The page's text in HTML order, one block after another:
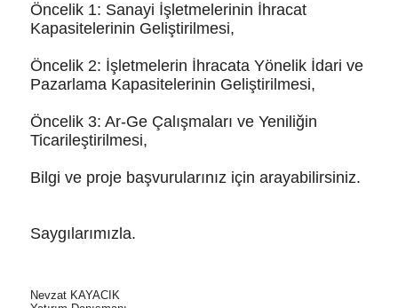
Öncelik 1: Sanayi İşletmelerinin İhracat
Kapasitelerinin Geliştirilmesi,
Öncelik 2: İşletmelerin İhracata Yönelik İdari ve
Pazarlama Kapasitelerinin Geliştirilmesi,
Öncelik 3: Ar-Ge Çalışmaları ve Yeniliğin
Ticarileştirilmesi,
Bilgi ve proje başvurularınız için arayabilirsiniz.
Saygılarımızla.
Nevzat KAYACIK